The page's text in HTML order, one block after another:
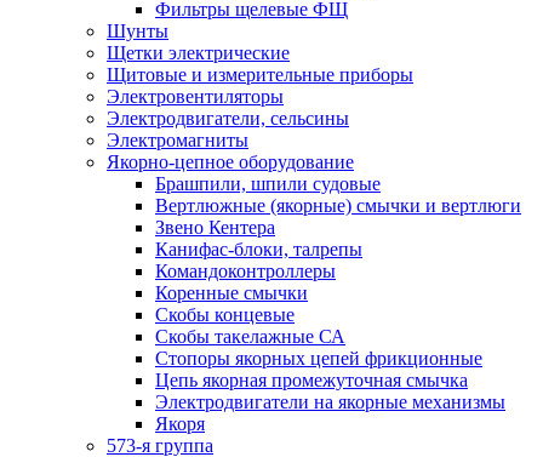
Фильтры щелевые ФЩ
Шунты
Щетки электрические
Щитовые и измерительные приборы
Электровентиляторы
Электродвигатели, сельсины
Электромагниты
Якорно-цепное оборудование
Брашпили, шпили судовые
Вертлюжные (якорные) смычки и вертлюги
Звено Кентера
Канифас-блоки, талрепы
Командоконтроллеры
Коренные смычки
Скобы концевые
Скобы такелажные СА
Стопоры якорных цепей фрикционные
Цепь якорная промежуточная смычка
Электродвигатели на якорные механизмы
Якоря
573-я группа